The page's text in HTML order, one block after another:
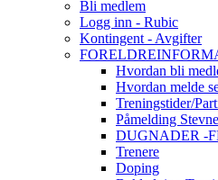
Bli medlem
Logg inn - Rubic
Kontingent - Avgifter
Hvordan bli
Hvordan melde
Treningstider/
Påmelding
DUGNADER -
Trenere
Doping